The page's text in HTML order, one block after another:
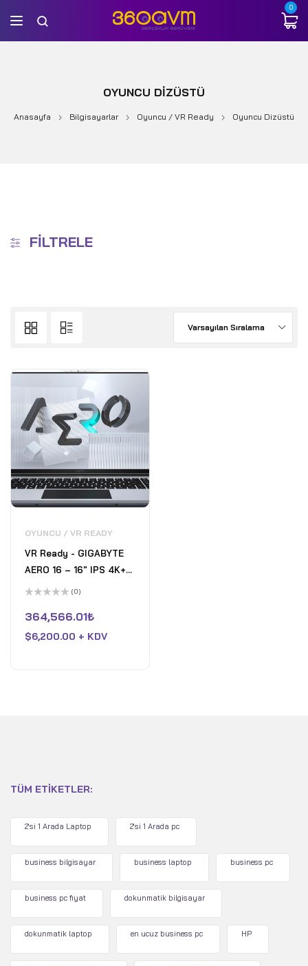
0
OYUNCU DIZÜSTÜ
Anasayfa Bilgisayarlar Oyuncu / VR Ready Oyuncu Dizüstü
FILTRELE
Varsayılan Sıralama
OYUNCU / VR READY
VR Ready - GIGABYTE
AERO 16 – 16" IPS 4K+
144 Hz Gaming Laptop -
12GB Nvidia GeForce
RTX 3080 Tİ - 32GB
üzerinden
0
aldı
(0)
364,566.01₺
$6,200.00 + KDV
TÜM ETIKETLER:
2'si 1 Arada Laptop 2'si 1 Arada pc
business bilgisayar business laptop business pc
business pc fiyat dokunmatik bilgisayar
dokunmatik laptop en ucuz business pc HP